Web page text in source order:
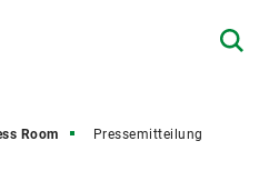
Room Pressemitteilung